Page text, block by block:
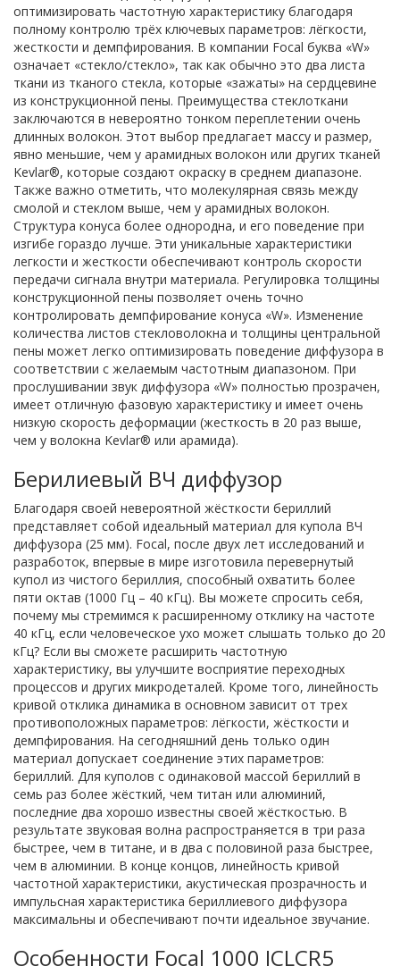
оптимизировать частотную характеристику благодаря
полному контролю трёх ключевых параметров: лёгкости,
жесткости и демпфирования. В компании Focal буква «W»
означает «стекло/стекло», так как обычно это два листа
ткани из тканого стекла, которые «зажаты» на сердцевине
из конструкционной пены. Преимущества стеклоткани
заключаются в невероятно тонком переплетении очень
длинных волокон. Этот выбор предлагает массу и размер,
явно меньшие, чем у арамидных волокон или других тканей
Kevlar®, которые создают окраску в среднем диапазоне.
Также важно отметить, что молекулярная связь между
смолой и стеклом выше, чем у арамидных волокон.
Структура конуса более однородна, и его поведение при
изгибе гораздо лучше. Эти уникальные характеристики
легкости и жесткости обеспечивают контроль скорости
передачи сигнала внутри материала. Регулировка толщины
конструкционной пены позволяет очень точно
контролировать демпфирование конуса «W». Изменение
количества листов стекловолокна и толщины центральной
пены может легко оптимизировать поведение диффузора в
соответствии с желаемым частотным диапазоном. При
прослушивании звук диффузора «W» полностью прозрачен,
имеет отличную фазовую характеристику и имеет очень
низкую скорость деформации (жесткость в 20 раз выше,
чем у волокна Kevlar® или арамида).
Берилиевый ВЧ диффузор
Благодаря своей невероятной жёсткости бериллий
представляет собой идеальный материал для купола ВЧ
диффузора (25 мм). Focal, после двух лет исследований и
разработок, впервые в мире изготовила перевернутый
купол из чистого бериллия, способный охватить более
пяти октав (1000 Гц – 40 кГц). Вы можете спросить себя,
почему мы стремимся к расширенному отклику на частоте
40 кГц, если человеческое ухо может слышать только до 20
кГц? Если вы сможете расширить частотную
характеристику, вы улучшите восприятие переходных
процессов и других микродеталей. Кроме того, линейность
кривой отклика динамика в основном зависит от трех
противоположных параметров: лёгкости, жёсткости и
демпфирования. На сегодняшний день только один
материал допускает соединение этих параметров:
бериллий. Для куполов с одинаковой массой бериллий в
семь раз более жёсткий, чем титан или алюминий,
последние два хорошо известны своей жёсткостью. В
результате звуковая волна распространяется в три раза
быстрее, чем в титане, и в два с половиной раза быстрее,
чем в алюминии. В конце концов, линейность кривой
частотной характеристики, акустическая прозрачность и
импульсная характеристика бериллиевого диффузора
максимальны и обеспечивают почти идеальное звучание.
Особенности Focal 1000 ICLCR5